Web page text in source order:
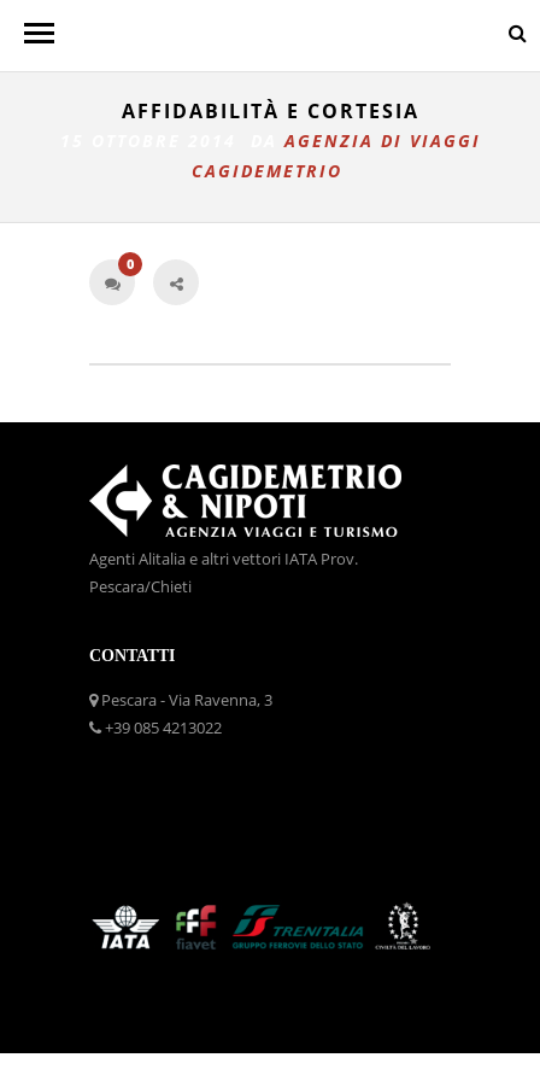
AFFIDABILITÀ E CORTESIA
AGENZIA DI VIAGGI
CAGIDEMETRIO
0
Agenti Alitalia e altri vettori IATA Prov.
Pescara/Chieti
CONTATTI
Pescara - Via Ravenna, 3
+39 085 4213022